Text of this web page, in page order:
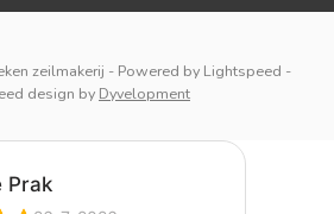
zeilmakerij - Powered by Lightspeed -
design by Dyvelopment